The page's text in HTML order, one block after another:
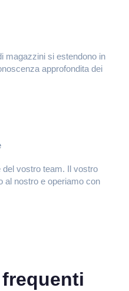
magazzini si estendono in
approfondita dei
vostro team. Il vostro
al nostro e operiamo con